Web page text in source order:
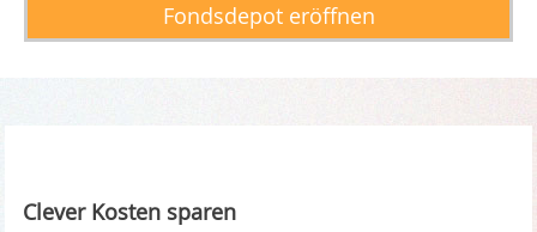
Fondsdepot eröffnen
Clever Kosten sparen